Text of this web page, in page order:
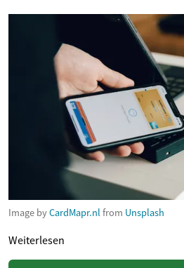
Image byCardMapr.nl from Unsplash
Weiterlesen